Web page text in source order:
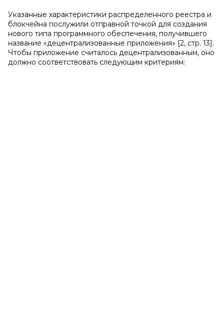
Указанные характеристики распределенного реестра и
блокчейна послужили отправной точкой для создания
нового типа программного обеспечения, получившего
название «децентрализованные приложения» [2, стр. 13].
Чтобы приложение считалось децентрализованным, оно
должно соответствовать следующим критериям: